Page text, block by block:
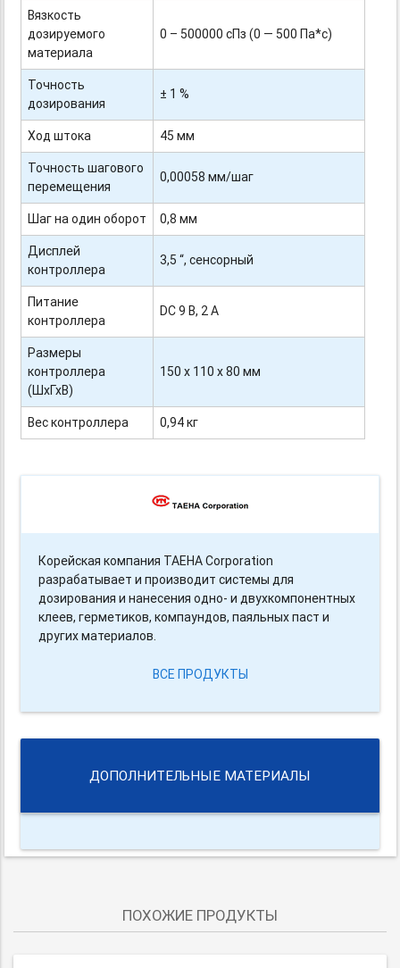
Вязкость
дозируемого
материала
0 – 500000 сПз (0 — 500 Па*с)
Точность
дозирования
± 1 %
Ход штока
45 мм
Точность шагового
перемещения
0,00058 мм/шаг
Шаг на один оборот
0,8 мм
Дисплей
контроллера
3,5 “, сенсорный
Питание
контроллера
DC 9 В, 2 А
Размеры
контроллера
(ШхГхВ)
150 х 110 х 80 мм
Вес контроллера 0,94 кг
Корейская компания TAEHA Corporation
разрабатывает и производит системы для
дозирования и нанесения одно- и двухкомпонентных
клеев, герметиков, компаундов, паяльных паст и
других материалов.
ВСЕ ПРОДУКТЫ
ДОПОЛНИТЕЛЬНЫЕ МАТЕРИАЛЫ
ПОХОЖИЕ ПРОДУКТЫ